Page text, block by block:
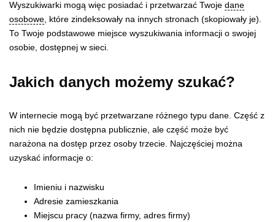
Wyszukiwarki mogą więc posiadać i przetwarzać Twoje dane
osobowe, które zindeksowały na innych stronach (skopiowały je).
To Twoje podstawowe miejsce wyszukiwania informacji o swojej
osobie, dostępnej w sieci.
Jakich danych możemy szukać?
W internecie mogą być przetwarzane różnego typu dane. Część z
nich nie będzie dostępna publicznie, ale część może być
narażona na dostęp przez osoby trzecie. Najczęściej można
uzyskać informacje o:
Imieniu i nazwisku
Adresie zamieszkania
Miejscu pracy (nazwa firmy, adres firmy)